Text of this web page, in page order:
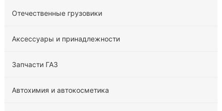
Отечественные грузовики
Аксессуары и принадлежности
Запчасти ГАЗ
Автохимия и автокосметика